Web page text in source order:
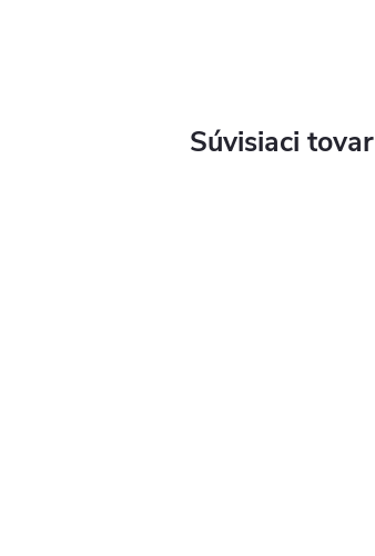
Súvisiaci tovar